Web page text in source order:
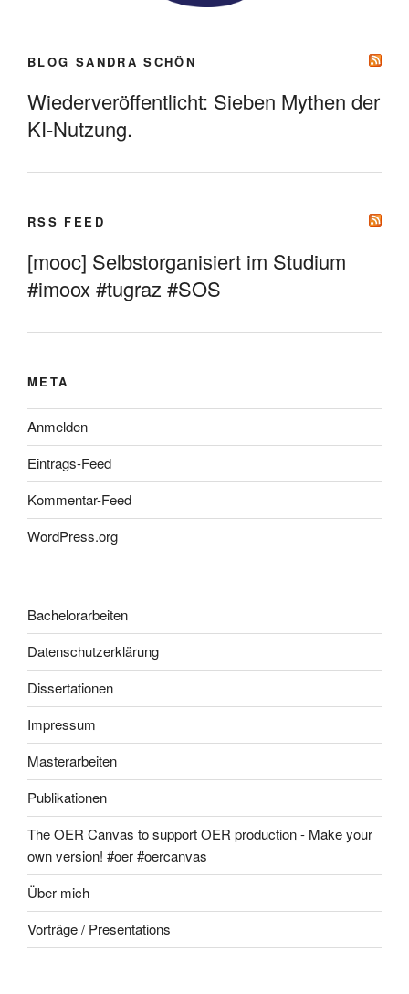
BLOG SANDRA SCHÖN
Wiederveröffentlicht: Sieben Mythen der
KI-Nutzung.
RSS FEED
[mooc] Selbstorganisiert im Studium
#imoox #tugraz #SOS
META
Anmelden
Eintrags-Feed
Kommentar-Feed
WordPress.org
Bachelorarbeiten
Datenschutzerklärung
Dissertationen
Impressum
Masterarbeiten
Publikationen
The OER Canvas to support OER production - Make your
own version! #oer #oercanvas
Über mich
Vorträge / Presentations